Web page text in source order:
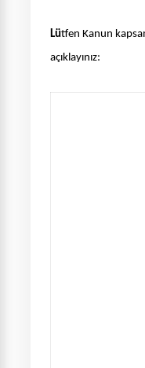
Lütfen Kanun
açıklayınız: